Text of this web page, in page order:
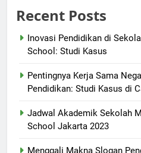
Recent Posts
Inovasi Pendidikan di
School: Studi Kasus
Pentingnya Kerja Sama
Pendidikan: Studi Kasus di
Jadwal Akademik Sekolah
School Jakarta 2023
Menggali Makna Slogan